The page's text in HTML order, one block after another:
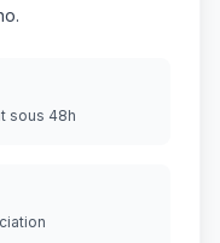
sous 48h